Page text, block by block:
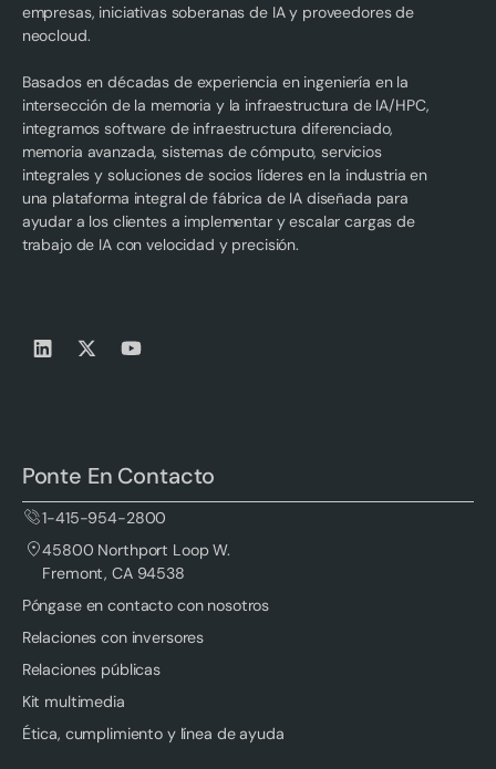
empresas, iniciativas soberanas de IA y proveedores de
neocloud.
Basados en décadas de experiencia en ingeniería en la
intersección de la memoria y la infraestructura de IA/HPC,
integramos software de infraestructura diferenciado,
memoria avanzada, sistemas de cómputo, servicios
integrales y soluciones de socios líderes en la industria en
una plataforma integral de fábrica de IA diseñada para
ayudar a los clientes a implementar y escalar cargas de
trabajo de IA con velocidad y precisión.
Ponte En Contacto
1-415-954-2800
45800 Northport Loop W.
Fremont, CA 94538
Póngase en contacto con nosotros
Relaciones con inversores
Relaciones públicas
Kit multimedia
Ética, cumplimiento y línea de ayuda